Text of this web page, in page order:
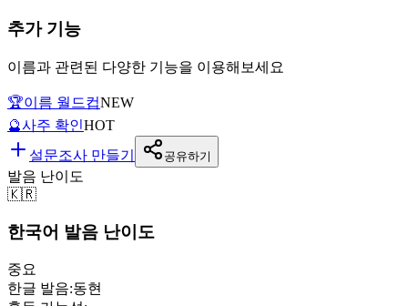
추가 기능
이름과 관련된 다양한 기능을 이용해보세요
🏆이름 월드컵NEW
🔮사주 확인HOT
설문조사 만들기
공유하기
발음 난이도
🇰🇷
한국어 발음 난이도
중요
한글 발음:동현